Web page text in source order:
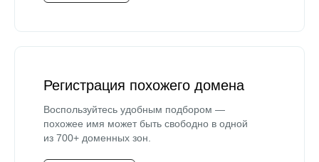
Регистрация похожего домена
Воспользуйтесь удобным подбором —
похожее имя может быть свободно в одной
из 700+ доменных зон.